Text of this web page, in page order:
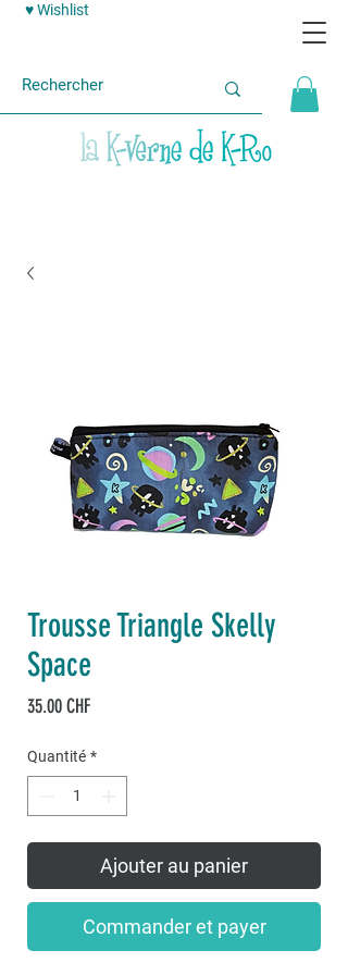
♥ Wishlist
Trousse Triangle Skelly
Space
35.00 CHFPrix
Quantité *
Ajouter au panier
Commander et payer